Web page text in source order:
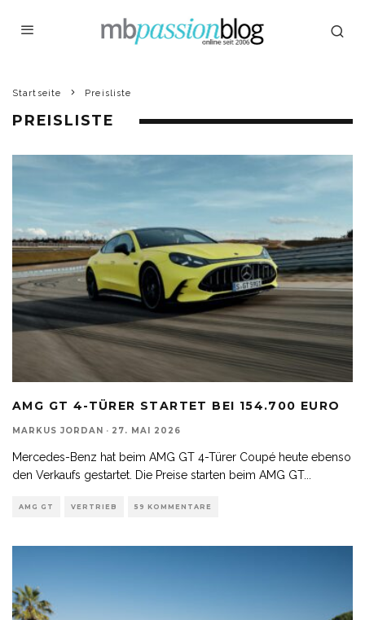
Startseite Preisliste
PREISLISTE
AMG GT 4-TÜRER STARTET BEI 154.700 EURO
MARKUS JORDAN · 27. MAI 2026
Mercedes-Benz hat beim AMG GT 4-Türer Coupé heute ebenso
den Verkaufs gestartet. Die Preise starten beim AMG GT...
AMG GT VERTRIEB 59 KOMMENTARE